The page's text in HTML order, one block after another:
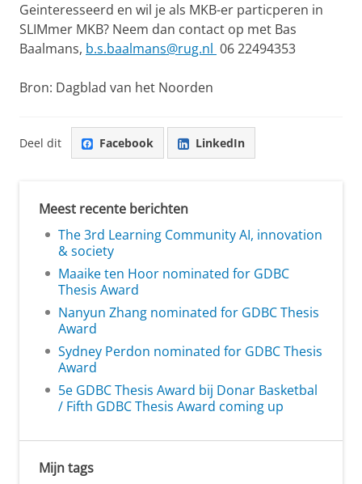
Geinteresseerd en wil je als MKB-er particperen in
SLIMmer MKB? Neem dan contact op met Bas
Baalmans, b.s.baalmans@rug.nl 06 22494353
Bron: Dagblad van het Noorden
Deel dit Facebook LinkedIn
Meest recente berichten
The 3rd Learning Community AI, innovation
& society
Maaike ten Hoor nominated for GDBC
Thesis Award
Nanyun Zhang nominated for GDBC Thesis
Award
Sydney Perdon nominated for GDBC Thesis
Award
5e GDBC Thesis Award bij Donar Basketbal
/ Fifth GDBC Thesis Award coming up
Mijn tags